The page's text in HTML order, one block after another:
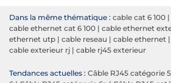
Dans la même thématique : cable cat 6 100 |
cable ethernet cat 6 100 | cable ethernet
ethernet utp | cable reseau | cable ethernet |
cable exterieur rj | cable rj45 exterieur
Tendances actuelles : Câble RJ45 catégorie